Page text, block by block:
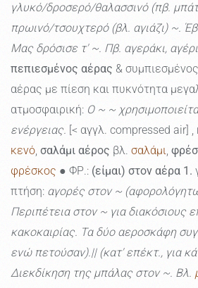
γλυκό/δροσερό/θαλασσινό (πβ.
πρωινό/τσουχτερό (βλ. αγιάζι) ~.
Μας δρόσισε τ' ~. Πβ. αγεράκι,
πεπιεσμένος αέρας &
αέρας με πίεση και πυκνότητα
ατμοσφαιρική: Ο ~ ~
ενέργειας. [< αγγλ. compressed air] ,
κενό, σαλάμι αέρος βλ. σαλάμι,
φρέσκος ● ΦΡ.: (είμαι) στον αέρα 1.
πτήση: αγορές στον ~
Περιπέτεια στον ~ για διακόσιους
κακοκαιρίας. Τα δύο αεροσκάφη
ενώ πετούσαν).|| (κατ' επέκτ., για
Διεκδίκηση της μπάλας στον ~. Βλ.